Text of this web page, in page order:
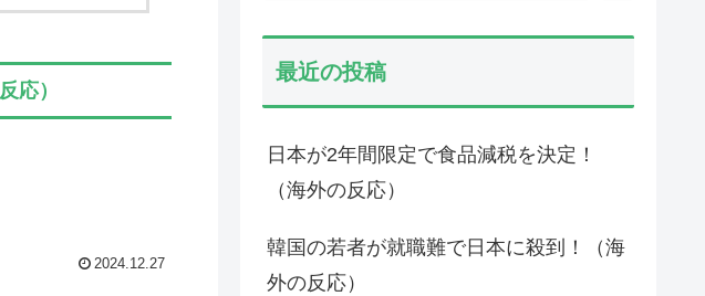
応）
2024.12.27
最近の投稿
日本が2年間限定で食品減税を決定！
（海外の反応）
韓国の若者が就職難で日本に殺到！（海
外の反応）